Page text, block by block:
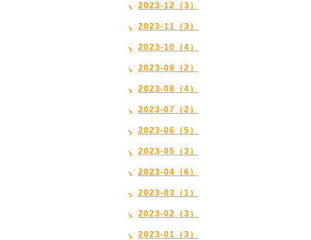
2023-12（3）
2023-11（3）
2023-10（4）
2023-09（2）
2023-08（4）
2023-07（2）
2023-06（5）
2023-05（3）
2023-04（6）
2023-03（1）
2023-02（3）
2023-01（3）